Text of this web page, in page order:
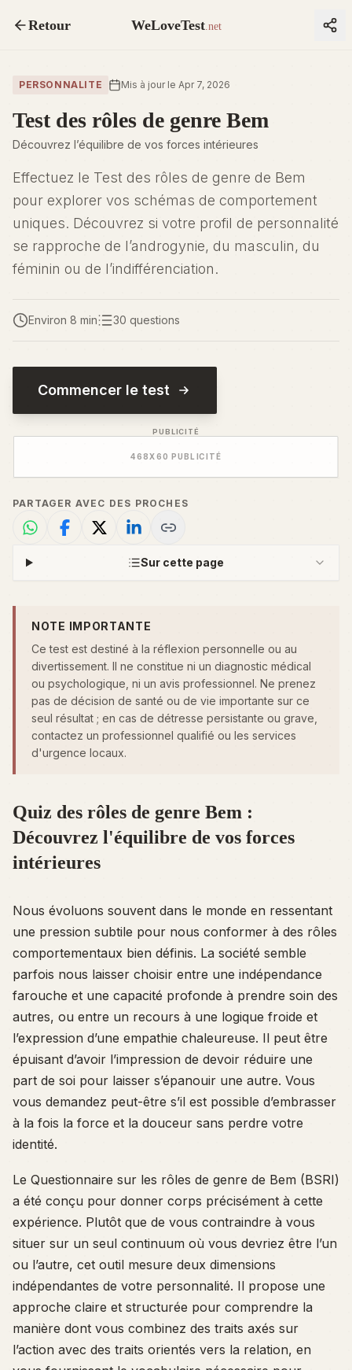
Retour WeLoveTest.net
PERSONNALITE Mis à jour le Apr 7, 2026
Test des rôles de genre Bem
Découvrez l’équilibre de vos forces intérieures
Effectuez le Test des rôles de genre de Bem
pour explorer vos schémas de comportement
uniques. Découvrez si votre profil de personnalité
se rapproche de l’androgynie, du masculin, du
féminin ou de l’indifférenciation.
Environ 8 min 30 questions
Commencer le test
PUBLICITÉ
468X60 PUBLICITÉ
PARTAGER AVEC DES PROCHES
Sur cette page
NOTE IMPORTANTE
Ce test est destiné à la réflexion personnelle ou au
divertissement. Il ne constitue ni un diagnostic médical
ou psychologique, ni un avis professionnel. Ne prenez
pas de décision de santé ou de vie importante sur ce
seul résultat ; en cas de détresse persistante ou grave,
contactez un professionnel qualifié ou les services
d'urgence locaux.
Quiz des rôles de genre Bem :
Découvrez l'équilibre de vos forces
intérieures
Nous évoluons souvent dans le monde en ressentant
une pression subtile pour nous conformer à des rôles
comportementaux bien définis. La société semble
parfois nous laisser choisir entre une indépendance
farouche et une capacité profonde à prendre soin des
autres, ou entre un recours à une logique froide et
l’expression d’une empathie chaleureuse. Il peut être
épuisant d’avoir l’impression de devoir réduire une
part de soi pour laisser s’épanouir une autre. Vous
vous demandez peut-être s’il est possible d’embrasser
à la fois la force et la douceur sans perdre votre
identité.
Le Questionnaire sur les rôles de genre de Bem (BSRI)
a été conçu pour donner corps précisément à cette
expérience. Plutôt que de vous contraindre à vous
situer sur un seul continuum où vous devriez être l’un
ou l’autre, cet outil mesure deux dimensions
indépendantes de votre personnalité. Il propose une
approche claire et structurée pour comprendre la
manière dont vous combinez des traits axés sur
l’action avec des traits orientés vers la relation, en